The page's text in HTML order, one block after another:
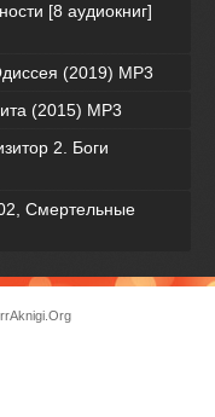
[8 аудиокниг]
(2019) MP3
(2015) MP3
2. Боги
Смертельные